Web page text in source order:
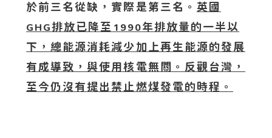
於前三名從缺，實際是第三名。 英國
GHG排放已降至 1990年排放量的一半以
下，總能源消耗減少加上再生能源的發展
有成導致，與使用核電無關。反觀台灣，
至今仍沒有提出禁止燃煤發電的時程。